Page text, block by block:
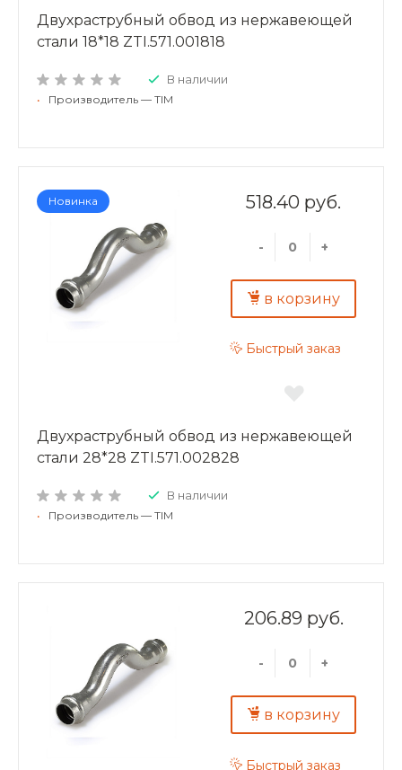
Двухраструбный обвод из нержавеющей
стали 18*18 ZTI.571.001818
В наличии
• Производитель — TIM
Новинка 518.40 руб.
- +
в корзину
Быстрый заказ
Двухраструбный обвод из нержавеющей
стали 28*28 ZTI.571.002828
В наличии
• Производитель — TIM
206.89 руб.
- +
в корзину
Быстрый заказ